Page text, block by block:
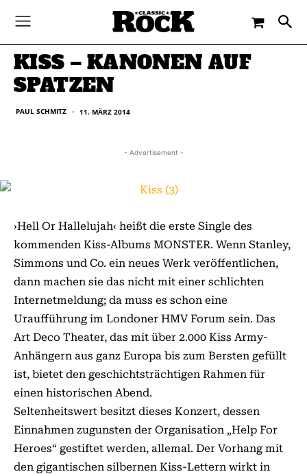
PAUL SCHMITZ - 11. MÄRZ 2014
KISS – KANONEN AUF
SPATZEN
PAUL SCHMITZ ■ 11. MÄRZ 2014
- Advertisement -
›Hell Or Hallelujah‹ heißt die erste Single des
kommenden Kiss-Albums MONSTER. Wenn Stanley,
Simmons und Co. ein neues Werk veröffentlichen,
dann machen sie das nicht mit einer schlichten
Internetmeldung; da muss es schon eine
Uraufführung im Londoner HMV Forum sein. Das
Art Deco Theater, das mit über 2.000 Kiss Army-
Anhängern aus ganz Europa bis zum Bersten gefüllt
ist, bietet den geschichtsträchtigen Rahmen für
einen historischen Abend.
Seltenheitswert besitzt dieses Konzert, dessen
Einnahmen zugunsten der Organisation „Help For
Heroes“ gestiftet werden, allemal. Der Vorhang mit
den gigantischen silbernen Kiss-Lettern wirkt in